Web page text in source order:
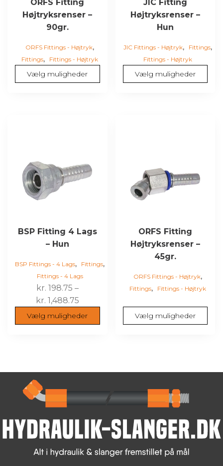
ORFS Fitting
Højtryksrenser –
90gr.
ORFS Fittings - Højtryk,
Fittings, Fittings - Højtryk
Vælg muligheder
JIC Fitting
Højtryksrenser –
Hun
JIC Fittings - Højtryk, Fittings,
Fittings - Højtryk
Vælg muligheder
BSP Fitting 4 Lags
– Hun
BSP Fittings - 4 Lags, Fittings,
Fittings - 4 Lags
kr. 198.75 –
kr. 1,488.75Prisinterval:
kr. 198.75
til
Vælg muligheder
varianter.
Mulighederne
varesiden
ORFS Fitting
Højtryksrenser –
45gr.
ORFS Fittings - Højtryk,
Fittings, Fittings - Højtryk
Vælg muligheder
varianter.
Mulighederne
varesiden